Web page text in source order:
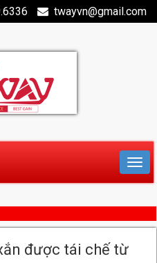
twayvn@gmail.com
được tái chế từ